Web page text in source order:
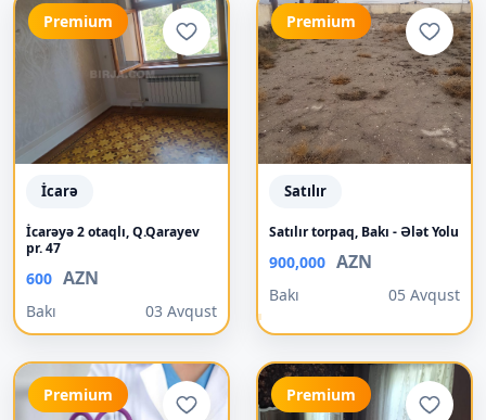
Premium
İcarə
İcarəyə 2 otaqlı, Q.Qarayev
pr. 47
600 AZN
Bakı 03 Avqust
Premium
Satılır
Satılır torpaq, Bakı - Ələt Yolu
900,000 AZN
Bakı 05 Avqust
Premium Premium